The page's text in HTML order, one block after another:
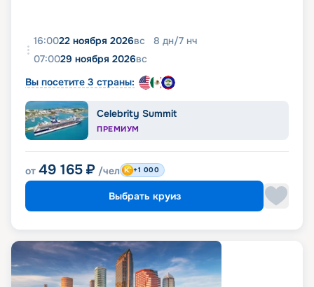
16:0022 ноября 2026вс 8 дн/7 нч
07:0029 ноября 2026вс
Вы посетите 3 страны:
Celebrity Summit
ПРЕМИУМ
от 49 165 ₽ /чел +1 000
Выбрать круиз